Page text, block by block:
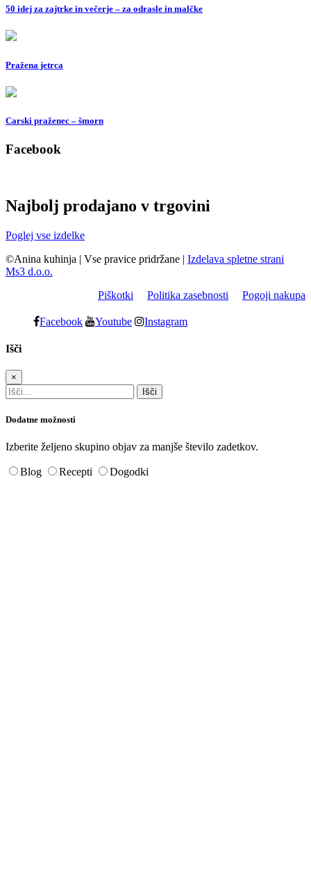
50 idej za zajtrke in večerje – za odrasle in malčke
Pražena jetrca
Carski praženec – šmorn
Facebook
Najbolj prodajano v trgovini
Poglej vse izdelke
©Anina kuhinja | Vse pravice pridržane | Izdelava spletne strani
Ms3 d.o.o.
Piškotki
Politika zasebnosti Pogoji nakupa
Facebook Youtube Instagram
Išči
×
Dodatne možnosti
Izberite željeno skupino objav za manjše število zadetkov.
Blog Recepti Dogodki